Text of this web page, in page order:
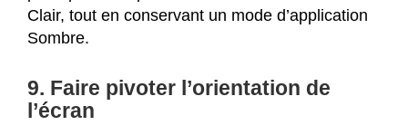
Clair, tout en conservant un mode d’application
Sombre.
9. Faire pivoter l’orientation de
l’écran